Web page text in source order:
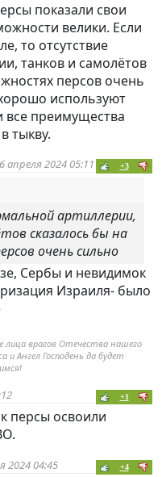
показали свои
велики. Если
то отсутствие
танков и самолётов
персов очень
используют
преимущества
тыкву.
апреля 2024 05:11 +3
артиллерии,
сказалось бы на
очень сильно
Сербы и невидимок
Израиля- было
лица врагов Отечества нашего
и Ангел Господень да будет
+1
персы освоили
2024 04:45 +4